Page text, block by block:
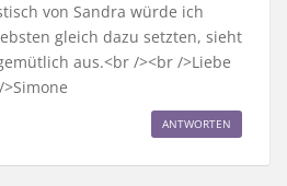
von Sandra würde ich
gleich dazu setzten, sieht
aus.<br /><br />Liebe
ANTWORTEN